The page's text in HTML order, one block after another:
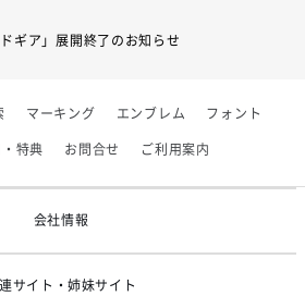
ギア」展開終了のお知らせ
地の在庫限り」廃盤のお知らせ
マーキング エンブレム フォント
特典 お問合せ ご利用案内
会社情報
サイト・姉妹サイト